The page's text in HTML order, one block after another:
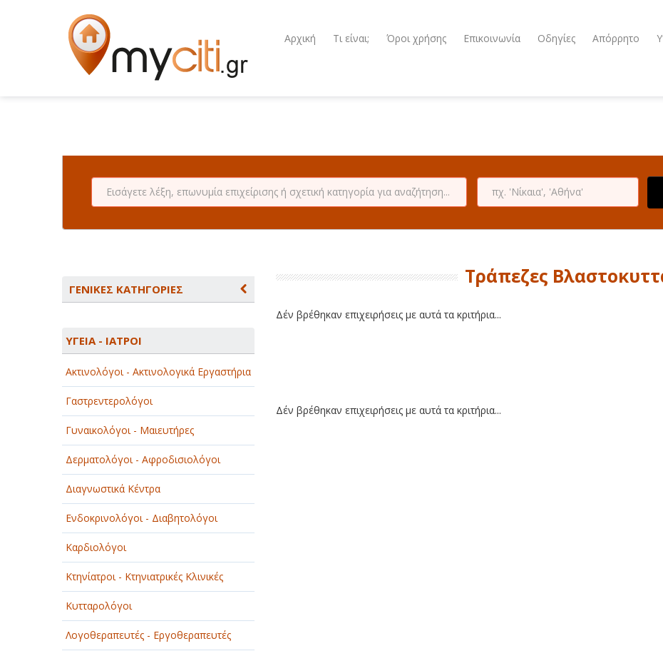
Αρχική Τι είναι; Όροι χρήσης Επικοινωνία Οδηγίες Απόρρητο
ΓΕΝΙΚΕΣ ΚΑΤΗΓΟΡΙΕΣ
ΑΘΛΗΤΙΣΜΟΣ
ΑΥΤΟΚΙΝΗΤΑ - ΜΗΧΑΝΕΣ - ΣΚΑΦΗ
ΔΙΑΣΚΕΔΑΣΗ - ΨΥΧΑΓΩΓΙΑ - ΤΕΧΝΕΣ
ΔΙΑΦΗΜΙΣΗ - ΜΜΕ
ΕΚΚΛΗΣΙΕΣ - ΦΙΛΑΝΘΡΩΠΙΚΑ
ΣΩΜΑΤΕΙΑ
ΕΚΠΑΙΔΕΥΣΗ - ΣΧΟΛΕΣ
ΕΜΠΟΡΙΟ - ΕΜΠΟΡΙΚΑ ΚΑΤΑΣΤΗΜΑΤΑ
ΕΡΓΟΣΤΑΣΙΑ - ΒΙΟΜΗΧΑΝΙΕΣ
ΞΕΝΟΔΟΧΕΙΑ - ΤΟΥΡΙΣΜΟΣ
ΟΜΟΡΦΙΑ
ΥΓΕΙΑ - ΙΑΤΡΟΙ
Ακτινολόγοι - Ακτινολογικά Εργαστήρια
Γαστρεντερολόγοι
Γυναικολόγοι - Μαιευτήρες
Δερματολόγοι - Αφροδισιολόγοι
Διαγνωστικά Κέντρα
Ενδοκρινολόγοι - Διαβητολόγοι
Καρδιολόγοι
Κτηνίατροι - Κτηνιατρικές Κλινικές
Κυτταρολόγοι
Λογοθεραπευτές - Εργοθεραπευτές
Τράπεζες
Δέν βρέθηκαν επιχειρήσεις με αυτά τα κριτήρια...
Δέν βρέθηκαν επιχειρήσεις με αυτά τα κριτήρια...